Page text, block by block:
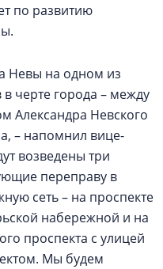
по развитию
Невы на одном из
черте города – между
Александра Невского
– напомнил вице-
возведены три
переправу в
сеть – на проспекте
набережной и на
проспекта с улицей
Мы будем